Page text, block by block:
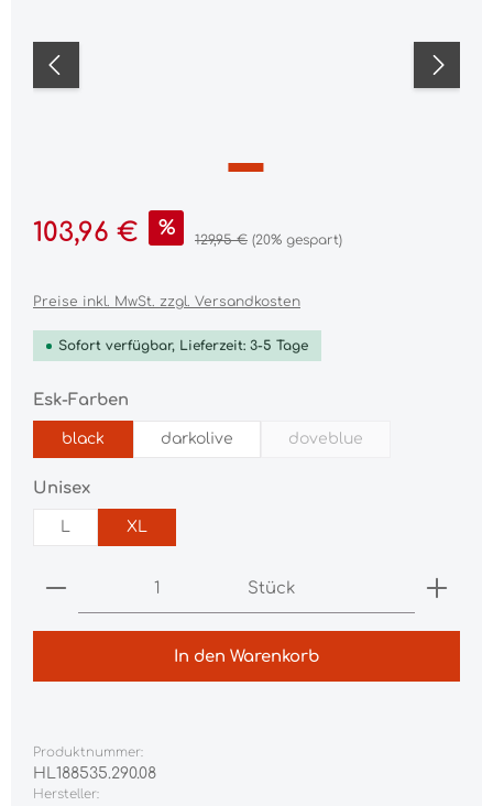
Verkaufspreis:
103,96 € % Regulärer Preis:
129,95 € (20% gespart)
Preise inkl. MwSt. zzgl. Versandkosten
Sofort verfügbar, Lieferzeit: 3-5 Tage
Esk-Farben
black darkolive doveblue
Unisexauswählen
L XL
Produkt Anzahl: Gib den gewünschten
Stück
In den Warenkorb
Produktnummer:
HL188535.290.08
Hersteller: